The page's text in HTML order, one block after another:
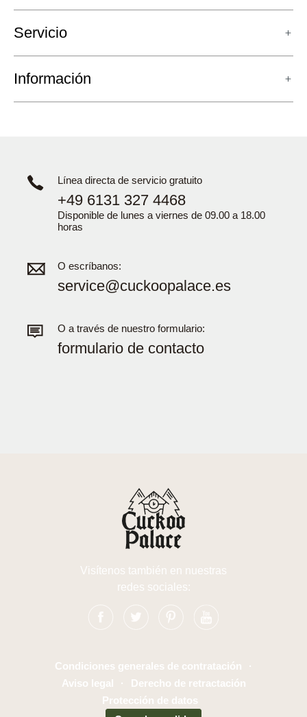
Servicio
Información
Línea directa de servicio gratuito
+49 6131 327 4468
Disponible de lunes a viernes de 09.00 a 18.00
horas
O escríbanos:
service@cuckoopalace.es
O a través de nuestro formulario:
formulario de contacto
Visítenos también en nuestras
redes sociales:
Condiciones generales de contratación
·
Aviso legal
·
Derecho de retractación
Protección de datos